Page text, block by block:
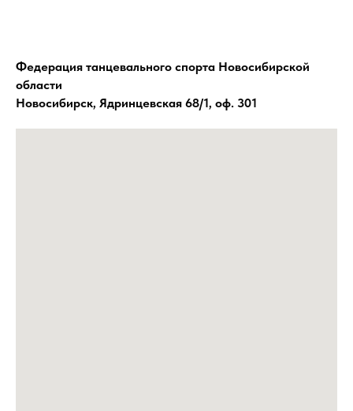
Федерация танцевального спорта Новосибирской
области
Новосибирск, Ядринцевская 68/1, оф. 301